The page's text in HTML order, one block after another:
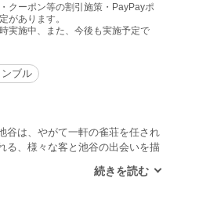
クーポン等の割引施策・PayPayポ
があります。
実施中、また、今後も実施予定で
ブル
谷は、やがて一軒の雀荘を任され
る、様々な客と池谷の出会いを描